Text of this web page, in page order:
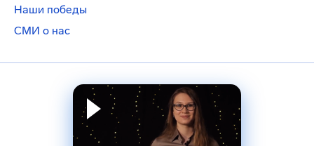
Наши победы
СМИ о нас